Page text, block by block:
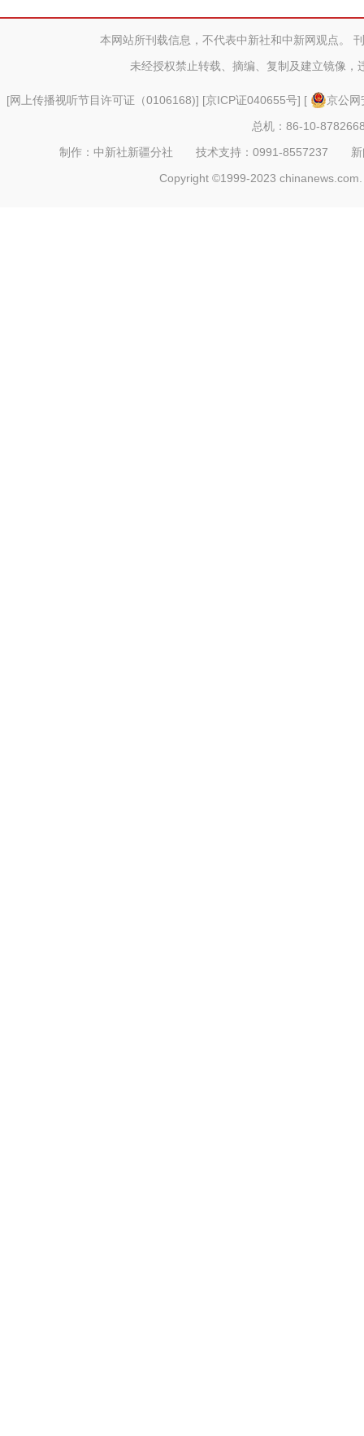
大放光彩
本网站所刊载信息，不代表中新社和中新网观点。
未经授权禁止转载、摘编、复制及建立镜像，
[网上传播视听节目许可证（0106168)] [京ICP证040655号] [
京公
总机：86-10-
制作：中新社新疆分社 技术支持：0991-8557237
Copyright ©1999-2023